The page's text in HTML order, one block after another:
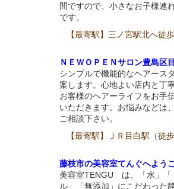
間ですので、小さなお子様連
です。
【最寄駅】三ノ宮駅北へ徒
ＮＥＷＯＰＥＮサロン豊島区
シンプルで機能的なヘアース
案します。心地よい店内と丁
お客様のヘアーライフをお手
いただきます。お悩みなどは
ご相談下さい。
【最寄駅】ＪＲ目白駅（徒
藤枝市の美容室てんぐへよう
美容室TENGU は、「水」「
ル」「無添加」にこだわった